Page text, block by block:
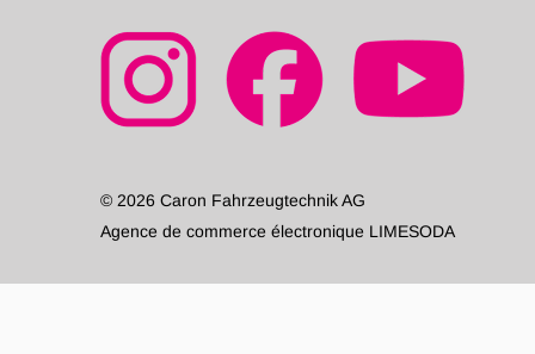
© 2026 Caron Fahrzeugtechnik AG
Agence de commerce électronique LIMESODA